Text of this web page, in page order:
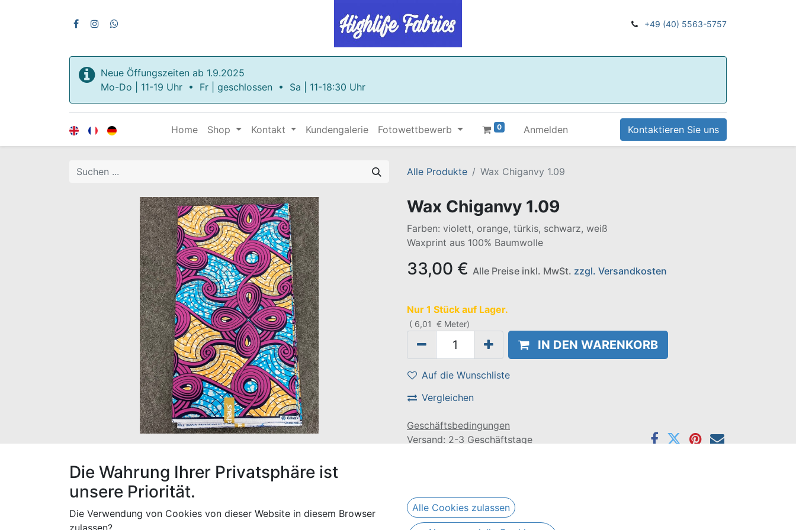
+49 (40) 5563-5757
Neue Öffungszeiten ab 1.9.2025
Mo-Do | 11-19 Uhr • Fr | geschlossen • Sa | 11-18:30 Uhr
Home Shop Kontakt Kundengalerie Fotowettbewerb 0 Anmelden Kontaktieren Sie uns
Alle Produkte Wax Chiganvy 1.09
Wax Chiganvy 1.09
Farben: violett, orange, türkis, schwarz, weiß
Waxprint aus 100% Baumwolle
33,00 € Alle Preise inkl. MwSt. zzgl. Versandkosten
Nur 1 Stück auf Lager.
( 6,01 € Meter)
IN DEN WARENKORB
Auf die Wunschliste
Vergleichen
Geschäftsbedingungen
Versand: 2-3 Geschäftstage
Unsere Waxprints bestehen zu 100% auf Baumwolle. Sie bestellen ein Stück mit den Maßen 6 yds (5,49 m) x 1,2 m.
Die Wahrung Ihrer Privatsphäre ist
unsere Priorität.
Die Verwendung von Cookies von dieser Website in diesem Browser
zulassen?
Alle Cookies zulassen